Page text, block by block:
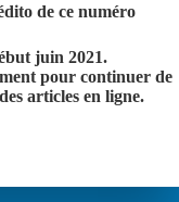
de ce numéro
juin 2021.
pour continuer de
articles en ligne.